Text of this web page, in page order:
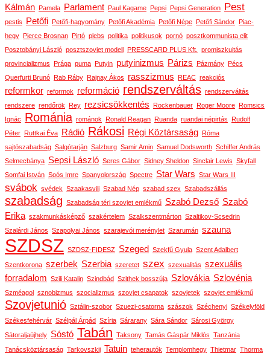
Kálmán
Pamela Parlament Paul Kagame Pepsi Pepsi Generation Pest
pestis Petőfi Petőfi-hagyomány Petőfi Akadémia Petőfi Népe Petőfi Sándor
Piac-
hegy
Pierce Brosnan Pirtó plebs politika politikusok pornó posztkommunista elit
Posztobányi László posztszovjet modell PRESSCARD PLUS Kft.
promiszkuitás
provincializmus
Prága puma Putyin putyinizmus Párizs Pázmány
Pécs
Querfurti Brunó
Rab Ráby Rajnay Ákos rasszizmus REAC reakciós
reformkor reformok reformáció rendszerváltás rendszerváltás
rendszere rendőrök Rey rezsicsökkentés Rockenbauer Roger Moore
Romsics
Ignác
Románia románok Ronald Reagan Ruanda ruandai népirtás
Rudolf
Péter
Ruttkai Éva Rádió Rákosi Régi Köztársaság
Róma
sajtószabadság Salgótarján Salzburg Samir Amin Samuel Dodsworth Schiffer András
Selmecbánya Sepsi László Seres Gábor Sidney Sheldon Sinclair Lewis Skyfall
Somfai István Soós Imre Spanyolország Spectre Star Wars Star Wars III
svábok svédek Szaakasvili Szabad Nép szabad szex Szabadszállás
szabadság Szabadság téri szovjet emlékmű Szabó Dezső Szabó
Erika szakmunkásképző szakértelem Szalkszentmárton Szaltikov-Scsedrin
Szalárdi János Szapolyai János szarajevói merénylet Szarumán szauna
SZDSZ SZDSZ-FIDESZ Szeged Szekfű Gyula Szent Adalbert
Szentkorona szerbek Szerbia szeretet szex szexualitás szexuális
forradalom Szili Katalin Szindbád Szithek bosszúja Szlovákia Szlovénia
Szméagol sznobizmus szocializmus szovjet csapatok szovjetek szovjet emlékmű
Szovjetunió Sztálin-szobor Szuezi-csatorna szászok Széchenyi Székelyföld
Székesfehérvár Szélpál Árpád Szíria Sárarany Sára Sándor Sárosi György
Sátoraljaújhely Sóstó Tabán Taksony Tamás Gáspár Miklós Tanzánia
Tanácsköztársaság Tarkovszkij Tatuin teherautók Templomhegy Thietmar Thorma